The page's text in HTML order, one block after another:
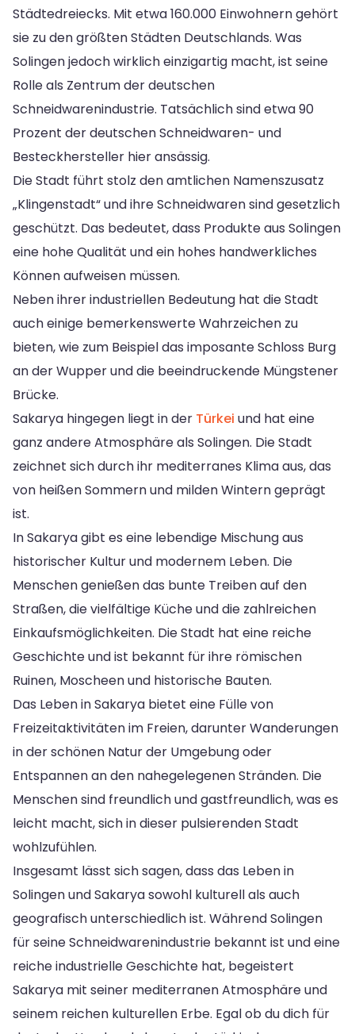
Städtedreiecks. Mit etwa 160.000 Einwohnern gehört
sie zu den größten Städten Deutschlands. Was
Solingen jedoch wirklich einzigartig macht, ist seine
Rolle als Zentrum der deutschen
Schneidwarenindustrie. Tatsächlich sind etwa 90
Prozent der deutschen Schneidwaren- und
Besteckhersteller hier ansässig.
Die Stadt führt stolz den amtlichen Namenszusatz
„Klingenstadt“ und ihre Schneidwaren sind gesetzlich
geschützt. Das bedeutet, dass Produkte aus Solingen
eine hohe Qualität und ein hohes handwerkliches
Können aufweisen müssen.
Neben ihrer industriellen Bedeutung hat die Stadt
auch einige bemerkenswerte Wahrzeichen zu
bieten, wie zum Beispiel das imposante Schloss Burg
an der Wupper und die beeindruckende Müngstener
Brücke.
Sakarya hingegen liegt in der Türkei und hat eine
ganz andere Atmosphäre als Solingen. Die Stadt
zeichnet sich durch ihr mediterranes Klima aus, das
von heißen Sommern und milden Wintern geprägt
ist.
In Sakarya gibt es eine lebendige Mischung aus
historischer Kultur und modernem Leben. Die
Menschen genießen das bunte Treiben auf den
Straßen, die vielfältige Küche und die zahlreichen
Einkaufsmöglichkeiten. Die Stadt hat eine reiche
Geschichte und ist bekannt für ihre römischen
Ruinen, Moscheen und historische Bauten.
Das Leben in Sakarya bietet eine Fülle von
Freizeitaktivitäten im Freien, darunter Wanderungen
in der schönen Natur der Umgebung oder
Entspannen an den nahegelegenen Stränden. Die
Menschen sind freundlich und gastfreundlich, was es
leicht macht, sich in dieser pulsierenden Stadt
wohlzufühlen.
Insgesamt lässt sich sagen, dass das Leben in
Solingen und Sakarya sowohl kulturell als auch
geografisch unterschiedlich ist. Während Solingen
für seine Schneidwarenindustrie bekannt ist und eine
reiche industrielle Geschichte hat, begeistert
Sakarya mit seiner mediterranen Atmosphäre und
seinem reichen kulturellen Erbe. Egal ob du dich für